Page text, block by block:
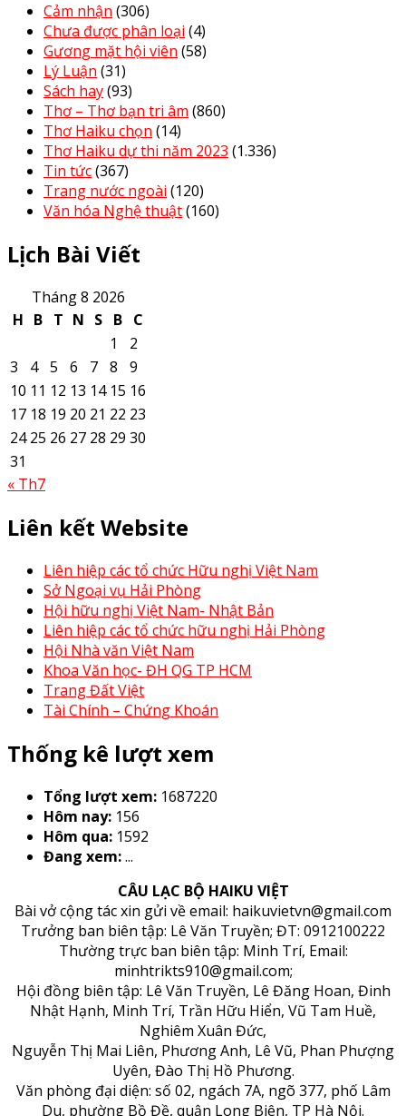
Cảm nhận (306)
Chưa được phân loại (4)
Gương mặt hội viên (58)
Lý Luận (31)
Sách hay(93)
Thơ – Thơ bạn tri âm (860)
Thơ Haiku chọn (14)
Thơ Haiku dự thi năm 2023 (1.336)
Tin tức(367)
Trang nước ngoài (120)
Văn hóa Nghệ thuật(160)
Lịch Bài Viết
Tháng 8 2026
H B T N S B C
1
2
3
4 5 6 7 8
9
10 11 12 13 14 15 16
17 18 19 20 21 22 23
24 25 26 27 28 29 30
31
« Th7
Liên kết Website
Liên hiệp các tổ chức Hữu nghị Việt Nam
Sở Ngoại vụ Hải Phòng
Hội hữu nghị Việt Nam- Nhật Bản
Liên hiệp các tổ chức hữu nghị Hải Phòng
Hội Nhà văn Việt Nam
Khoa Văn học- ĐH QG TP HCM
Trang Đất Việt
Tài Chính – Chứng Khoán
Thống kê lượt xem
Tổng lượt xem: 1687220
Hôm nay: 156
Hôm qua: 1592
Đang xem:...
CÂU LẠC BỘ HAIKU VIỆT
Bài vở cộng tác xin gửi về email: haikuvietvn@gmail.com
Trưởng ban biên tập: Lê Văn Truyền; ĐT: 0912100222
Thường trực ban biên tập: Minh Trí, Email:
minhtrikts910@gmail.com;
Hội đồng biên tập: Lê Văn Truyền, Lê Đăng Hoan, Đinh
Nhật Hạnh, Minh Trí, Trần Hữu Hiển, Vũ Tam Huề,
Nghiêm Xuân Đức,
Nguyễn Thị Mai Liên, Phương Anh, Lê Vũ, Phan Phượng
Uyên, Đào Thị Hồ Phương.
Văn phòng đại diện: số 02, ngách 7A, ngõ 377, phố Lâm
Du, phường Bồ Đề, quận Long Biên, TP Hà Nội.